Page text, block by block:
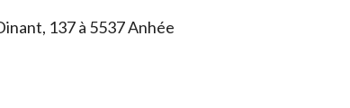
137 à 5537 Anhée